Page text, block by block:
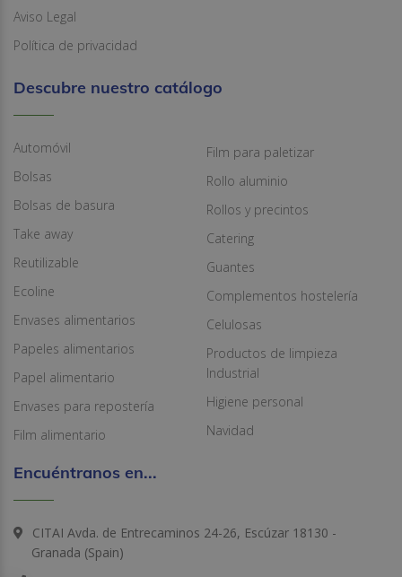
Aviso Legal
Política de privacidad
Descubre nuestro catálogo
Automóvil
Bolsas
Bolsas de basura
Take away
Reutilizable
Ecoline
Envases alimentarios
Papeles alimentarios
Papel alimentario
Envases para repostería
Film alimentario
Film para paletizar
Rollo aluminio
Rollos y precintos
Catering
Guantes
Complementos hostelería
Celulosas
Productos de limpieza
Industrial
Higiene personal
Navidad
Encuéntranos en...
CITAI Avda. de Entrecaminos 24-26, Escúzar 18130 -
Granada (Spain)